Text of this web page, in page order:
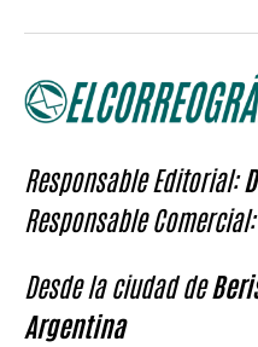
Responsable Editorial:
Responsable Comercial:
Desde la ciudad de
Argentina